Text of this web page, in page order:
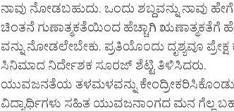
ನಾವು ನೋಡಬಹುದು. ಒಂದು ಶಬ್ದವನ್ನು ನಾವು
ಚಿಂತನೆ ಗುಣಾತ್ಮಕತೆಯಿಂದ ಹೆಚ್ಚಾಗಿ ಋಣಾತ್ಮಕತೆಗೆ
ವನ್ನು ನೋಡಲೇಬೇಕು. ಪ್ರತಿಯೊಂದು ದೃಶ್ಯವೂ
ಸಿನಿಮಾದ ನಿರ್ದೇಶಕ ಸೂರಜ್ ಶೆಟ್ಟಿ ತಿಳಿಸಿದರು.
ಯುವಜನತೆಯ ತಳಮಳವನ್ನು
ವಿದ್ಯಾರ್ಥಿಗಳು ಸಹಿತ ಯುವಜನಾಂಗದ ಮನ ಗೆಲ್ಲ